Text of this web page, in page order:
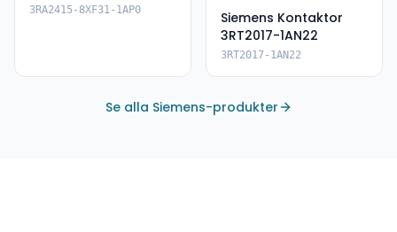
3RA2415-8XF31-1AP0
Siemens Kontaktor
3RT2017-1AN22
3RT2017-1AN22
Se alla Siemens-produkter